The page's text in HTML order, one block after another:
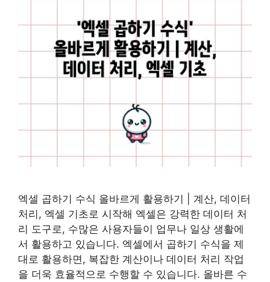
엑셀 곱하기 수식 올바르게 활용하기 | 계산, 데이터
처리, 엑셀 기초로 시작해 엑셀은 강력한 데이터 처
리 도구로, 수많은 사용자들이 업무나 일상 생활에
서 활용하고 있습니다. 엑셀에서 곱하기 수식을 제
대로 활용하면, 복잡한 계산이나 데이터 처리 작업
을 더욱 효율적으로 수행할 수 있습니다. 올바른 수